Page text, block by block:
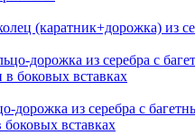
(каратник+дорожка) из
дорожка из серебра с
вставках